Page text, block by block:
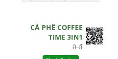
CÀ PHÊ COFFEE
TIME 3IN1
0 đ